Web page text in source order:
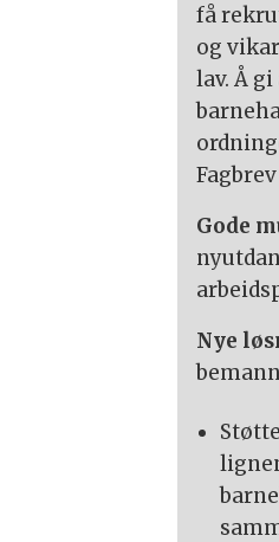
få
og
lav. Å
Gode
Nye